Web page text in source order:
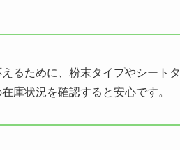
るために、粉末タイプやシートタ
庫状況を確認すると安心です。